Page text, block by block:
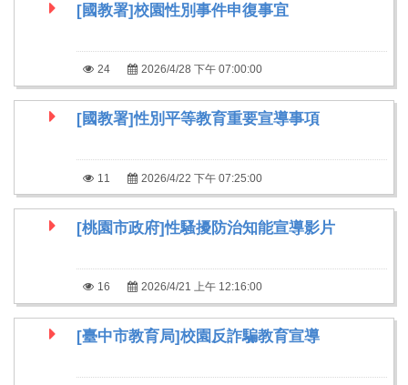
[國教署]校園性別事件申復事宜
24 2026/4/28 下午 07:00:00
[國教署]性別平等教育重要宣導事項
11 2026/4/22 下午 07:25:00
[桃園市政府]性騷擾防治知能宣導影片
16 2026/4/21 上午 12:16:00
[臺中市教育局]校園反詐騙教育宣導